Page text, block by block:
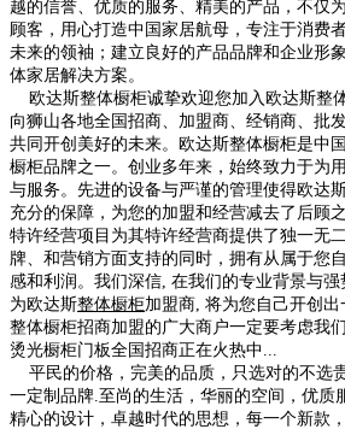
越的信誉、优质的服务、精美的产品，不仅
顾客，用心打造中国家居航母，专注于消费
未来的领袖；建立良好的产品品牌和企业形
体家居解决方案。
欧达斯整体橱柜诚挚欢迎您加入欧达斯整
向狮山各地全国招商、加盟商、经销商、批
共同开创美好的未来。欧达斯整体橱柜是中
橱柜品牌之一。创业多年来，始终致力于为
与服务。先进的设备与严谨的管理使得欧达
充分的保障，为您的加盟和经营减去了后顾
特许经营项目为其特许经营商提供了独一无
牌、和营销方面支持的同时，拥有从属于您
感和利润。我们深信, 在我们的专业背景与
为欧达斯整体橱柜加盟商, 将为您自己开创
整体橱柜招商加盟的广大商户一定要考虑我
烫光橱柜门板全国招商正在火热中...
平民的价格，完美的品质，只选对的不选
一定制品牌.至尚的生活，华丽的空间，优质
精心的设计，卓越时代的思想，每一个新款